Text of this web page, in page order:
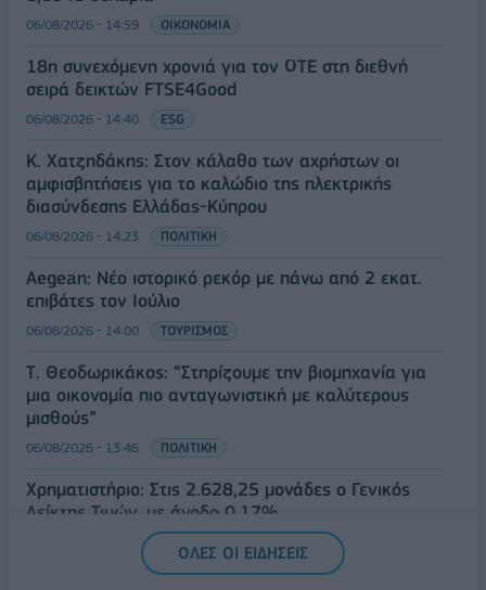
06/08/2026 - 14:59 ΟΙΚΟΝΟΜΙΑ
18η συνεχόμενη χρονιά για τον ΟΤΕ στη διεθνή
σειρά δεικτών FTSE4Good
06/08/2026 - 14:40 ESG
Κ. Χατζηδάκης: Στον κάλαθο των αχρήστων οι
αμφισβητήσεις για το καλώδιο της ηλεκτρικής
διασύνδεσης Ελλάδας-Κύπρου
06/08/2026 - 14:23 ΠΟΛΙΤΙΚΗ
Aegean: Νέο ιστορικό ρεκόρ με πάνω από 2 εκατ.
επιβάτες τον Ιούλιο
06/08/2026 - 14:00 ΤΟΥΡΙΣΜΟΣ
Τ. Θεοδωρικάκος: “Στηρίζουμε την βιομηχανία για
μια οικονομία πιο ανταγωνιστική με καλύτερους
μισθούς”
06/08/2026 - 13:46 ΠΟΛΙΤΙΚΗ
Χρηματιστήριο: Στις 2.628,25 μονάδες ο Γενικός
Δείκτης Τιμών, με άνοδο 0,17%
ΟΛΕΣ ΟΙ ΕΙΔΗΣΕΙΣ